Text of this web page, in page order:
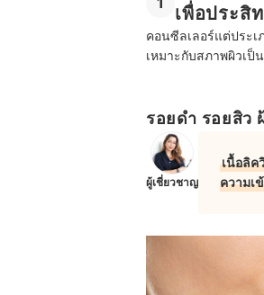
เพื่อประสิ
คอนซีลเลอร์แต่ประ
เหมาะกับสภาพผิวเป็
รอยดำ รอยสิว
ผู้เชี่ยวชาญ
เนื้อลิค
ความเ